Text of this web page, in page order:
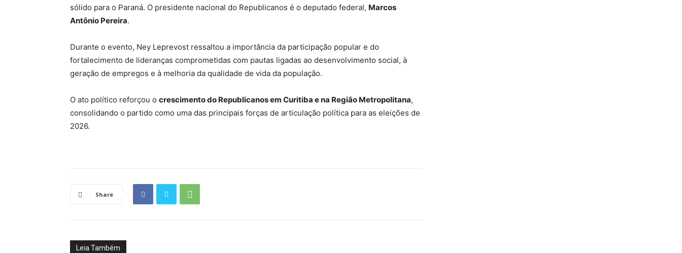
sólido para o Paraná. O presidente nacional do Republicanos é o deputado federal, Marcos
Antônio Pereira.
Durante o evento, Ney Leprevost ressaltou a importância da participação popular e do
fortalecimento de lideranças comprometidas com pautas ligadas ao desenvolvimento social, à
geração de empregos e à melhoria da qualidade de vida da população.
O ato político reforçou o crescimento do Republicanos em Curitiba e na Região Metropolitana,
consolidando o partido como uma das principais forças de articulação política para as eleições de
2026.
Share
Leia Também